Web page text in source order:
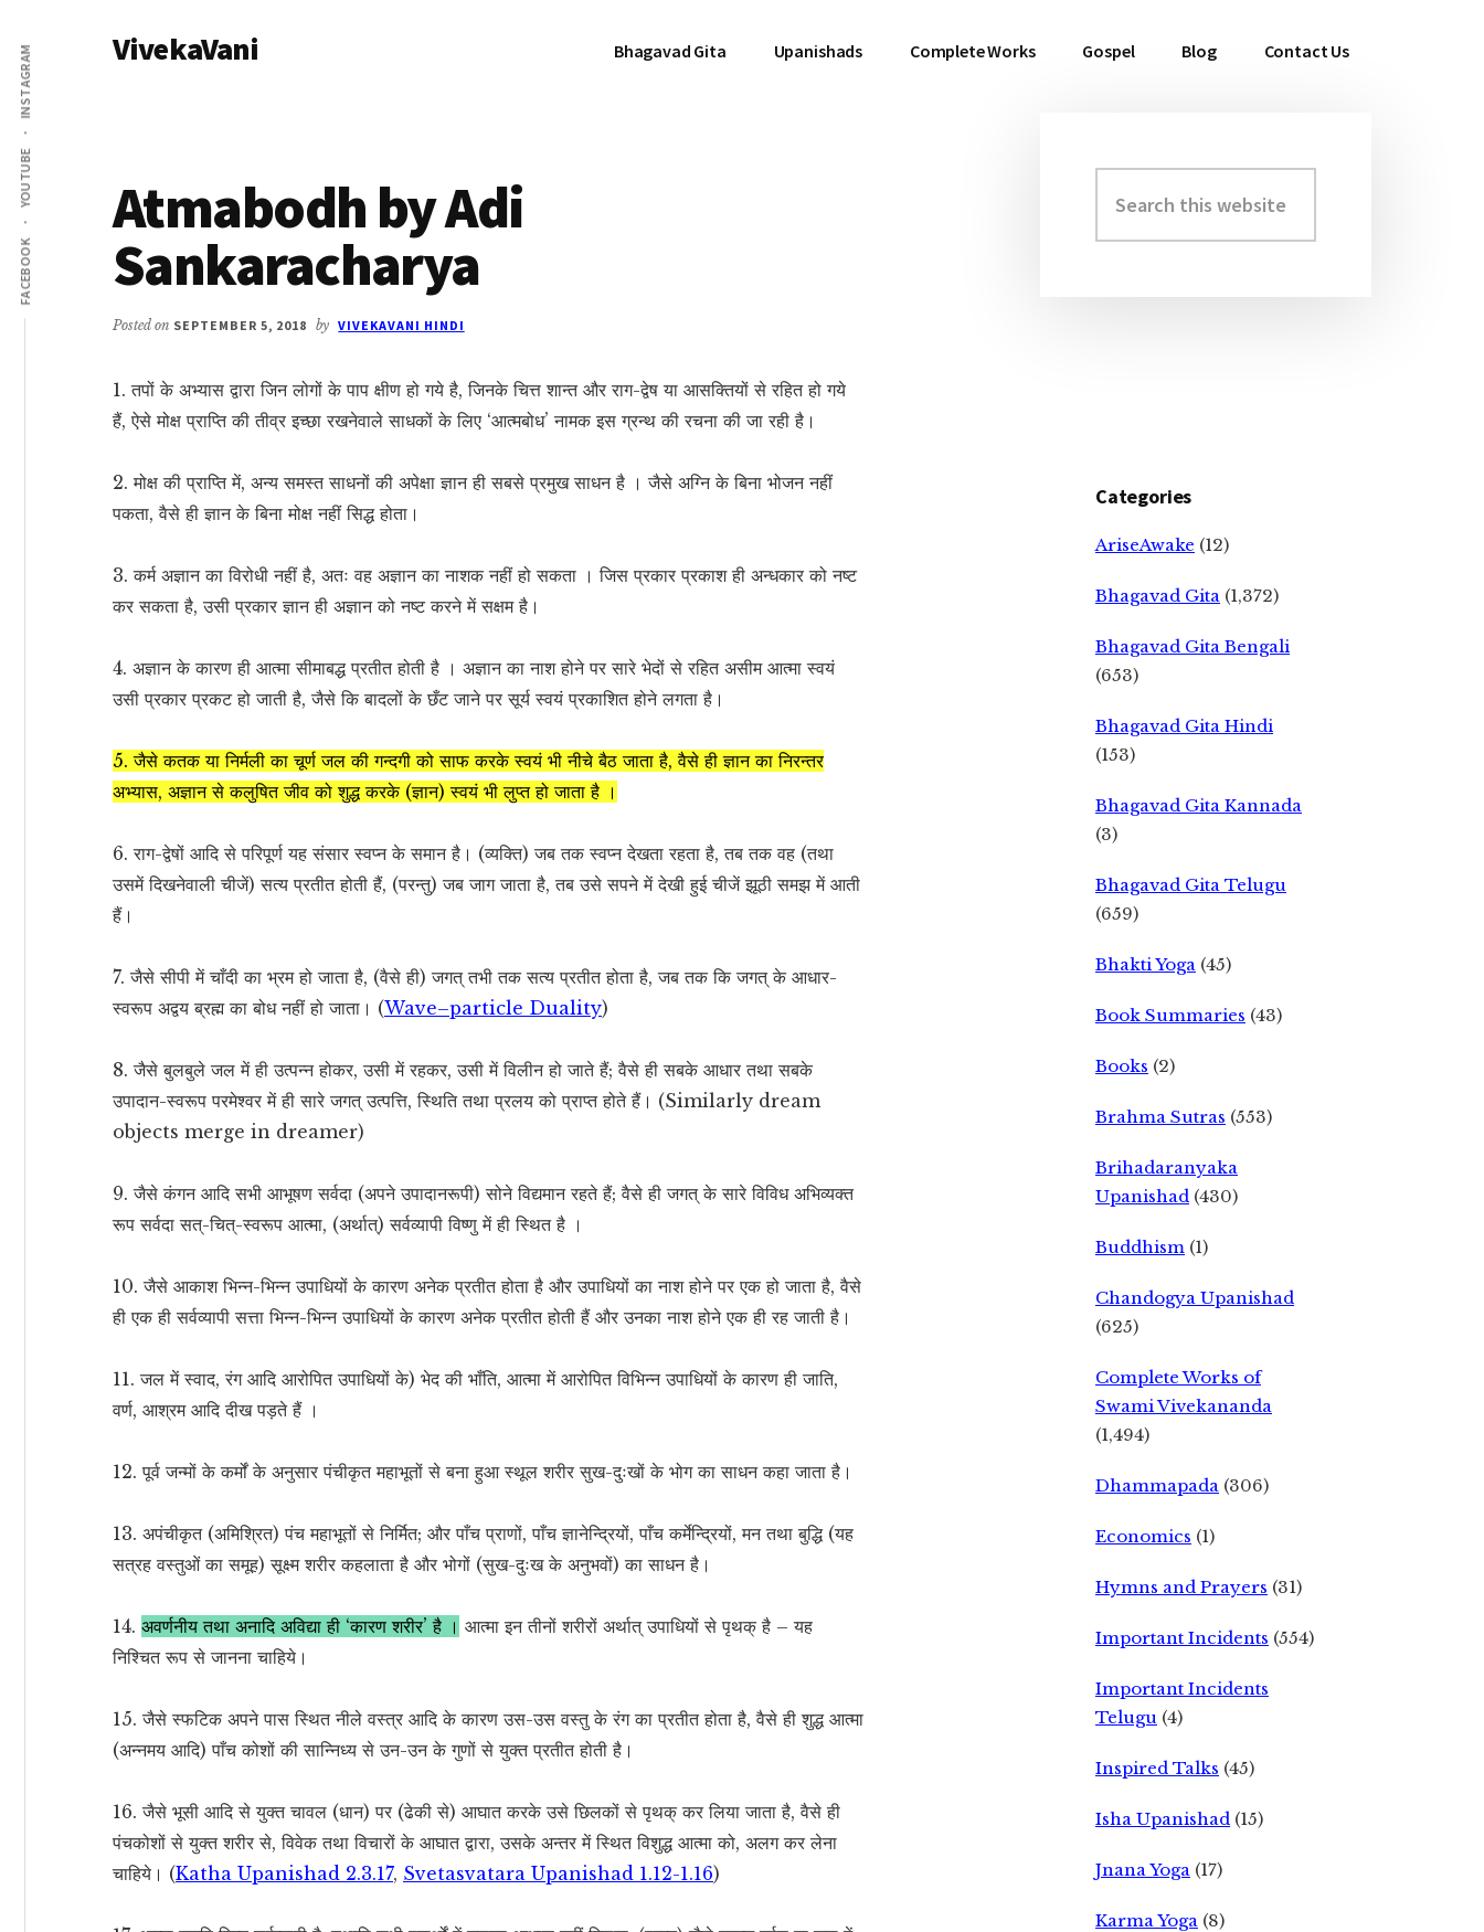
main
content
primary
sidebar
Additional
menu
FACEBOOK
YOUTUBE
INSTAGRAM VivekaVani Bhagavad Gita Upanishads Complete Works Gospel Blog Contact Us
Atmabodh by Adi
Sankaracharya
Posted on SEPTEMBER 5, 2018 by VIVEKAVANI HINDI
1. तपों के अभ्यास द्वारा जिन लोगों के पाप क्षीण हो गये है, जिनके चित्त शान्त और राग-द्वेष या आसक्तियों से रहित हो गये
हैं, ऐसे मोक्ष प्राप्ति की तीव्र इच्छा रखनेवाले साधकों के लिए ‘आत्मबोध’ नामक इस ग्रन्थ की रचना की जा रही है।
2. मोक्ष की प्राप्ति में, अन्य समस्त साधनों की अपेक्षा ज्ञान ही सबसे प्रमुख साधन है । जैसे अग्नि के बिना भोजन नहीं
पकता, वैसे ही ज्ञान के बिना मोक्ष नहीं सिद्ध होता।
3. कर्म अज्ञान का विरोधी नहीं है, अतः वह अज्ञान का नाशक नहीं हो सकता । जिस प्रकार प्रकाश ही अन्धकार को नष्ट
कर सकता है, उसी प्रकार ज्ञान ही अज्ञान को नष्ट करने में सक्षम है।
4. अज्ञान के कारण ही आत्मा सीमाबद्ध प्रतीत होती है । अज्ञान का नाश होने पर सारे भेदों से रहित असीम आत्मा स्वयं
उसी प्रकार प्रकट हो जाती है, जैसे कि बादलों के छँट जाने पर सूर्य स्वयं प्रकाशित होने लगता है।
5. जैसे कतक या निर्मली का चूर्ण जल की गन्दगी को साफ करके स्वयं भी नीचे बैठ जाता है, वैसे ही ज्ञान का निरन्तर
अभ्यास, अज्ञान से कलुषित जीव को शुद्ध करके (ज्ञान) स्वयं भी लुप्त हो जाता है ।
6. राग-द्वेषों आदि से परिपूर्ण यह संसार स्वप्न के समान है। (व्यक्ति) जब तक स्वप्न देखता रहता है, तब तक वह (तथा
उसमें दिखनेवाली चीजें) सत्य प्रतीत होती हैं, (परन्तु) जब जाग जाता है, तब उसे सपने में देखी हुई चीजें झूठी समझ में आती
हैं।
7. जैसे सीपी में चाँदी का भ्रम हो जाता है, (वैसे ही) जगत् तभी तक सत्य प्रतीत होता है, जब तक कि जगत् के आधार-
स्वरूप अद्वय ब्रह्म का बोध नहीं हो जाता। (Wave–particle Duality)
8. जैसे बुलबुले जल में ही उत्पन्न होकर, उसी में रहकर, उसी में विलीन हो जाते हैं; वैसे ही सबके आधार तथा सबके
उपादान-स्वरूप परमेश्वर में ही सारे जगत् उत्पत्ति, स्थिति तथा प्रलय को प्राप्त होते हैं। (Similarly dream
objects merge in dreamer)
9. जैसे कंगन आदि सभी आभूषण सर्वदा (अपने उपादानरूपी) सोने विद्यमान रहते हैं; वैसे ही जगत् के सारे विविध अभिव्यक्त
रूप सर्वदा सत्-चित्-स्वरूप आत्मा, (अर्थात्) सर्वव्यापी विष्णु में ही स्थित है ।
10. जैसे आकाश भिन्न-भिन्न उपाधियों के कारण अनेक प्रतीत होता है और उपाधियों का नाश होने पर एक हो जाता है, वैसे
ही एक ही सर्वव्यापी सत्ता भिन्न-भिन्न उपाधियों के कारण अनेक प्रतीत होती हैं और उनका नाश होने एक ही रह जाती है।
11. जल में स्वाद, रंग आदि आरोपित उपाधियों के) भेद की भाँति, आत्मा में आरोपित विभिन्न उपाधियों के कारण ही जाति,
वर्ण, आश्रम आदि दीख पड़ते हैं ।
12. पूर्व जन्मों के कर्मों के अनुसार पंचीकृत महाभूतों से बना हुआ स्थूल शरीर सुख-दुःखों के भोग का साधन कहा जाता है।
13. अपंचीकृत (अमिश्रित) पंच महाभूतों से निर्मित; और पाँच प्राणों, पाँच ज्ञानेन्द्रियों, पाँच कर्मेन्द्रियों, मन तथा बुद्धि (यह
सत्रह वस्तुओं का समूह) सूक्ष्म शरीर कहलाता है और भोगों (सुख-दुःख के अनुभवों) का साधन है।
14. अवर्णनीय तथा अनादि अविद्या ही ‘कारण शरीर’ है । आत्मा इन तीनों शरीरों अर्थात् उपाधियों से पृथक् है – यह
निश्चित रूप से जानना चाहिये।
15. जैसे स्फटिक अपने पास स्थित नीले वस्त्र आदि के कारण उस-उस वस्तु के रंग का प्रतीत होता है, वैसे ही शुद्ध आत्मा
(अन्नमय आदि) पाँच कोशों की सान्निध्य से उन-उन के गुणों से युक्त प्रतीत होती है।
16. जैसे भूसी आदि से युक्त चावल (धान) पर (ढेकी से) आघात करके उसे छिलकों से पृथक् कर लिया जाता है, वैसे ही
पंचकोशों से युक्त शरीर से, विवेक तथा विचारों के आघात द्वारा, उसके अन्तर में स्थित विशुद्ध आत्मा को, अलग कर लेना
चाहिये। (Katha Upanishad 2.3.17, Svetasvatara Upanishad 1.12-1.16)
Primary
Sidebar
this
website
Categories
AriseAwake (12)
Bhagavad Gita (1,372)
Bhagavad Gita Bengali
(653)
Bhagavad Gita Hindi
(153)
Bhagavad Gita Kannada
(3)
Bhagavad Gita Telugu
(659)
Bhakti Yoga (45)
Book Summaries (43)
Books (2)
Brahma Sutras (553)
Brihadaranyaka
Upanishad (430)
Buddhism (1)
Chandogya Upanishad
(625)
Complete Works of
Swami Vivekananda
(1,494)
Dhammapada (306)
Economics (1)
Hymns and Prayers (31)
Important Incidents (554)
Important Incidents
Telugu (4)
Inspired Talks (45)
Isha Upanishad (15)
Jnana Yoga (17)
Karma Yoga (8)